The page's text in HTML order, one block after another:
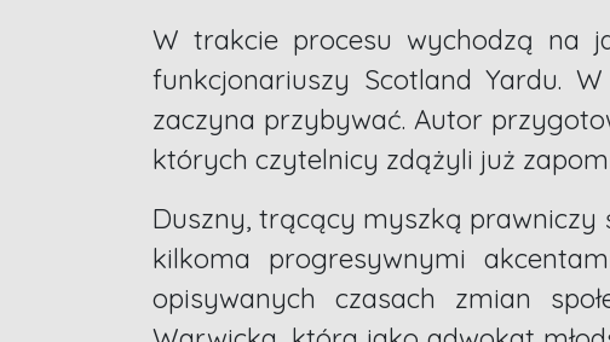
W trakcie procesu wychodzą na
funkcjonariuszy Scotland Yardu.
zaczyna przybywać. Autor
których czytelnicy zdążyli już
Duszny, trącący myszką
kilkoma progresywnymi
opisywanych czasach zmian